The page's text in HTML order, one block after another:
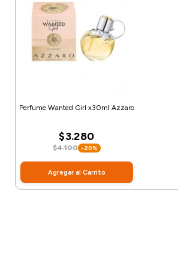
Perfume Wanted Girl x30ml Azzaro
$3.280
$4.100 -20%
Agregar al Carrito